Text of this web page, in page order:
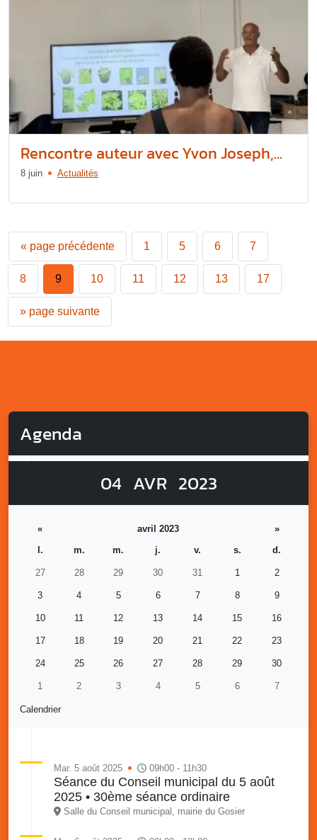
Rencontre auteur avec Yvon Joseph,...
8 juin Actualités
« page précédente 1 5 6 7
8 9 10 11 12 13 17
» page suivante
Agenda
04 AVR 2023
Calendrier
« avril 2023
»
l.
m. m. j. v. s. d.
27 28 29 30 31 1 2
3 4 5 6 7 8 9
10 11 12 13 14 15 16
17 18 19 20 21 22 23
24 25 26 27 28 29 30
1 2 3 4 5 6 7
Mar. 5 août 2025 09h00 - 11h30
Séance du Conseil municipal du 5 août
2025 • 30ème séance ordinaire
Salle du Conseil municipal, mairie du Gosier